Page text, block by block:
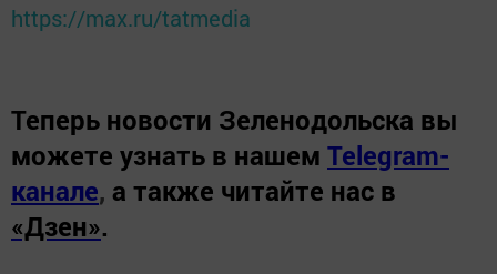
https://max.ru/tatmedia
Теперь новости Зеленодольска вы
можете узнать в нашем Telegram-
канале, а также читайте нас в
«Дзен».